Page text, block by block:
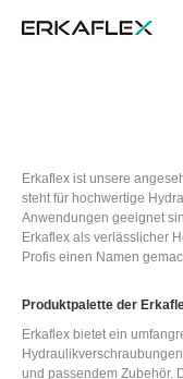
Erkaflex ist unsere
steht für hochwertige
Anwendungen geeignet
Erkaflex als verlässlicher
Profis einen Namen
Produktpalette der
Erkaflex bietet ein
und passendem Zubehör.